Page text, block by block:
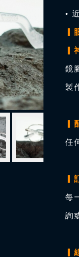
•
▎
▎
鏡
製
▎
任
▎
每
詢
▎